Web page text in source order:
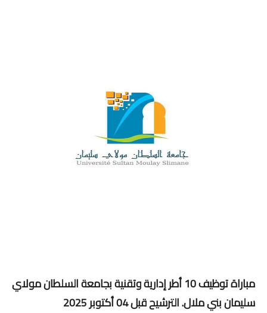
مباراة توظيف 10 أطر إدارية وتقنية بجامعة السلطان مولاي
سليمان بني ملال. الترشيح قبل 04 أكتوبر 2025